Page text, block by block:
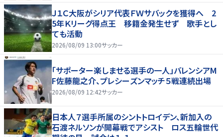
Ｊ１Ｃ大阪がシリア代表ＦＷサバックを獲得へ 2
5年Ｋリーグ得点王 移籍金発生せず 歌手とし
ても活動
2026/08/09 13:00サッカー
「サポーター楽しませる選手の一人」バレンシアM
F佐藤龍之介、プレシーズンマッチ５戦連続出場
2026/08/09 12:42サッカー
日本人７選手所属のシントトロイデン、新加入の
石渡ネルソンが開幕戦でアシスト ロス五輪世代